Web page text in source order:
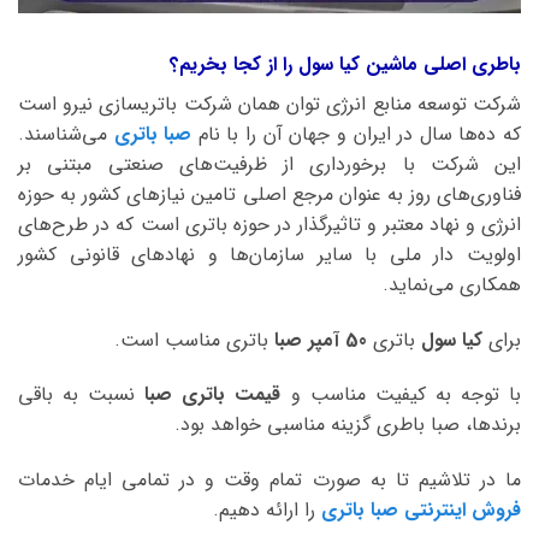
باطری اصلی ماشین کیا سول را از کجا بخریم؟
شرکت توسعه منابع انرژی توان همان شرکت باتریسازی نیرو است
که ده‌ها سال در ایران و جهان آن را با نام صبا باتری می‌شناسند.
این شرکت با برخورداری از ظرفیت‌های صنعتی مبتنی بر
فناوری‌های روز به عنوان مرجع اصلی تامین نیازهای کشور به حوزه
انرژی و نهاد معتبر و تاثیرگذار در حوزه باتری است که در طرح‌های
اولویت دار ملی با سایر سازمان‌ها و نهادهای قانونی کشور
همکاری می‌نماید.
برای کیا سول باتری
باتری مناسب است.
با توجه به کیفیت مناسب و قیمت باتری صبانسبت به باقی
برندها، صبا باطری گزینه مناسبی خواهد بود.
ما در تلاشیم تا به صورت تمام وقت و در تمامی ایام خدمات
فروش اینترنتی صبا باتری را ارائه دهیم.